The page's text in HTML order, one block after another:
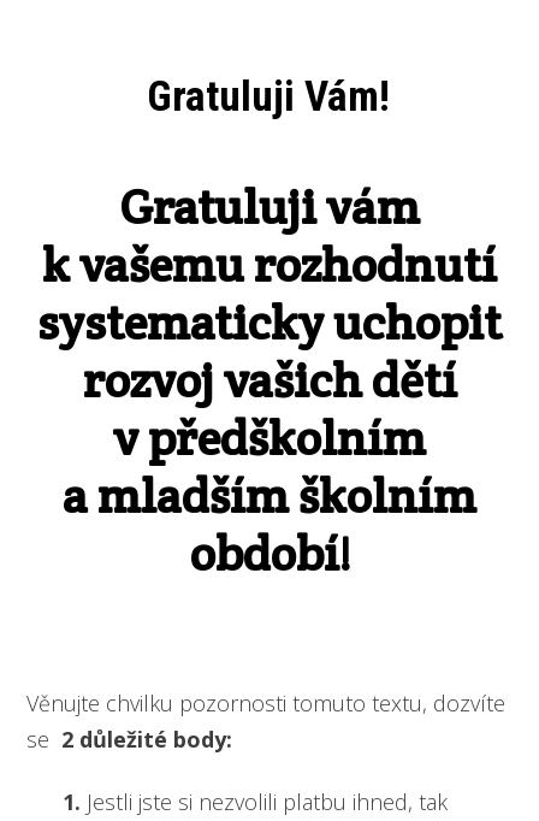
Gratuluji Vám!
Gratuluji vám
k vašemu rozhodnutí
systematicky uchopit
rozvoj vašich dětí
v předškolním
a mladším školním
období!
Věnujte chvilku pozornosti tomuto textu, dozvíte
se 2 důležité body:
1. Jestli jste si nezvolili platbu ihned, tak